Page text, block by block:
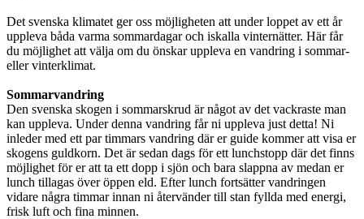
Det svenska klimatet ger oss möjligheten att under loppet av ett år
uppleva båda varma sommardagar och iskalla vinternätter. Här får
du möjlighet att välja om du önskar uppleva en vandring i sommar-
eller vinterklimat.
Sommarvandring
Den svenska skogen i sommarskrud är något av det vackraste man
kan uppleva. Under denna vandring får ni uppleva just detta! Ni
inleder med ett par timmars vandring där er guide kommer att visa er
skogens guldkorn. Det är sedan dags för ett lunchstopp där det finns
möjlighet för er att ta ett dopp i sjön och bara slappna av medan er
lunch tillagas över öppen eld. Efter lunch fortsätter vandringen
vidare några timmar innan ni återvänder till stan fyllda med energi,
frisk luft och fina minnen.